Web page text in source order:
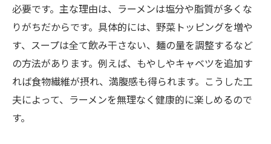
必要です。主な理由は、ラーメンは塩分や脂質が多くな
りがちだからです。具体的には、野菜トッピングを増や
す、スープは全て飲み干さない、麺の量を調整するなど
の方法があります。例えば、もやしやキャベツを追加す
れば食物繊維が摂れ、満腹感も得られます。こうした工
夫によって、ラーメンを無理なく健康的に楽しめるので
す。